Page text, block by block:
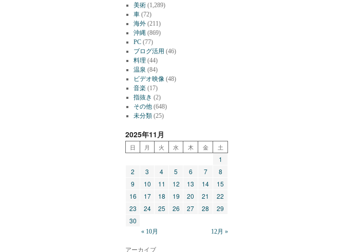
美術(1,289)
車(72)
海外(211)
沖縄 (869)
PC(77)
ブログ活用 (46)
料理 (44)
温泉 (84)
ビデオ映像 (48)
音楽(17)
指抜き (2)
その他(648)
未分類(25)
2025年11月
日 月 火 水 木 金 土
1
2
3 4 5 6 7
8
9
10 11 12 13 14
15
16
17 18 19 20 21
22
23
24 25 26 27 28
29
30
« 10月 12月 »
アーカイブ